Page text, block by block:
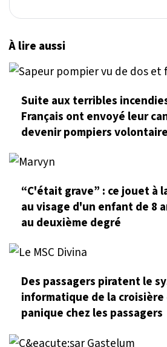
À lire aussi
Suite aux terribles
Français ont envoyé leur
devenir pompiers
“C'était grave” : ce jouet à
au visage d'un enfant de 8
au deuxième degré
Des passagers piratent le
informatique de la
panique chez les passagers